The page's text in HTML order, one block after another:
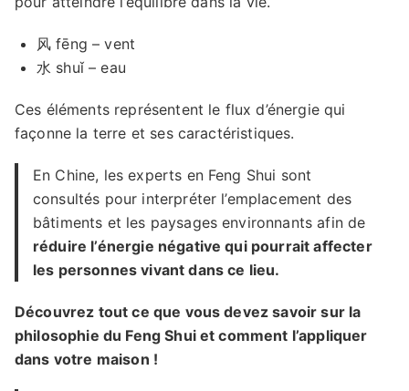
风 fēnɡ – vent
水 shuǐ – eau
Ces éléments représentent le flux d’énergie qui
façonne la terre et ses caractéristiques.
En Chine, les experts en Feng Shui sont
consultés pour interpréter l’emplacement des
bâtiments et les paysages environnants afin de
réduire l’énergie négative qui pourrait affecter
les personnes vivant dans ce lieu.
Découvrez tout ce que vous devez savoir sur la
philosophie du Feng Shui et comment l’appliquer
dans votre maison !